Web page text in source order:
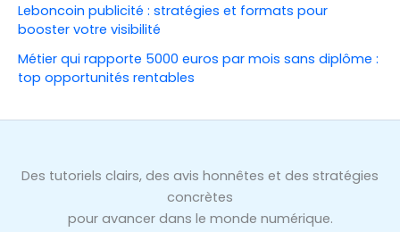
Leboncoin publicité : stratégies et formats pour
booster votre visibilité
Métier qui rapporte 5000 euros par mois sans diplôme :
top opportunités rentables
Des tutoriels clairs, des avis honnêtes et des stratégies
concrètes
pour avancer dans le monde numérique.